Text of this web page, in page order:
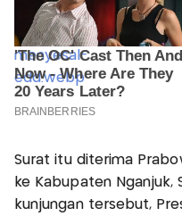
Surat itu diterima
ke Kabupaten Nganjuk,
kunjungan tersebut,